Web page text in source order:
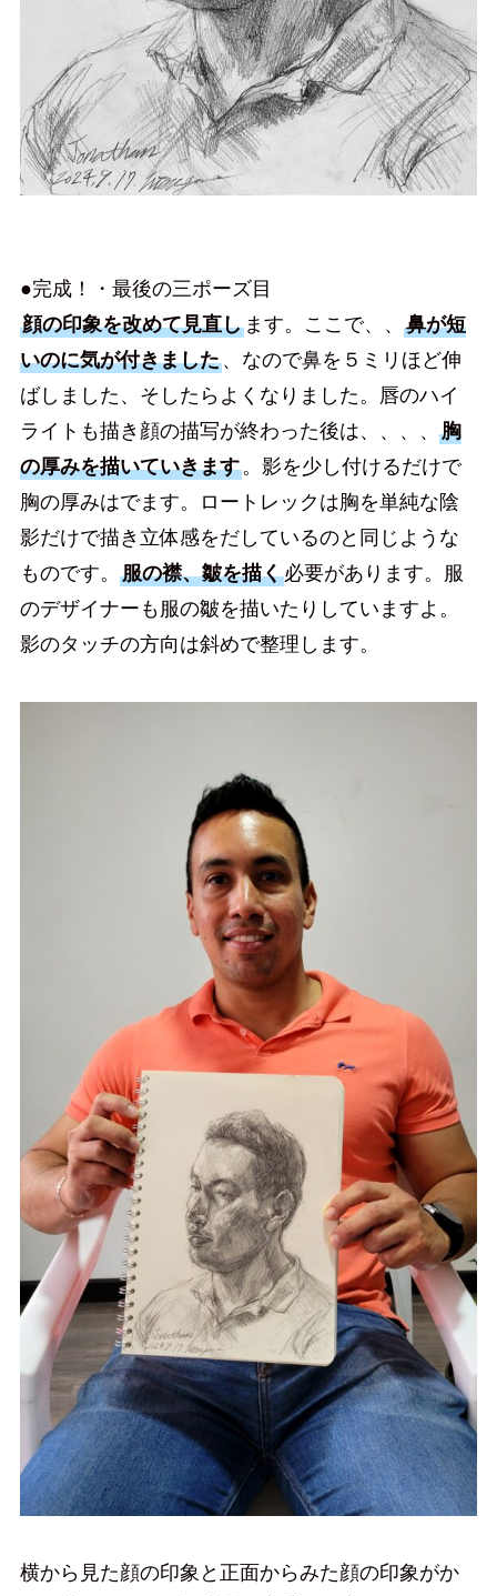
●完成！・最後の三ポーズ目
顔の印象を改めて見直します。ここで、、 鼻が短
いのに気が付きました、なので鼻を５ミリほど伸
ばしました、そしたらよくなりました。唇のハイ
ライトも描き顔の描写が終わった後は、、、、 胸
の厚みを描いていきます。影を少し付けるだけで
胸の厚みはでます。ロートレックは胸を単純な陰
影だけで描き立体感をだしているのと同じような
ものです。 服の襟、皺を描く必要があります。服
のデザイナーも服の皺を描いたりしていますよ。
影のタッチの方向は斜めで整理します。
横から見た顔の印象と正面からみた顔の印象がか